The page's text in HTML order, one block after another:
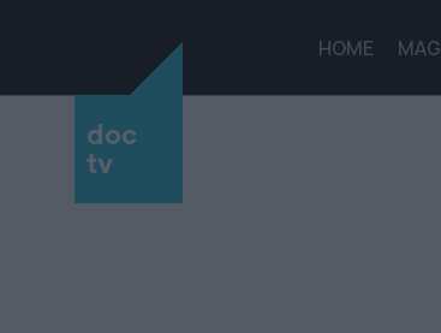
doc
tv
HOME MAG